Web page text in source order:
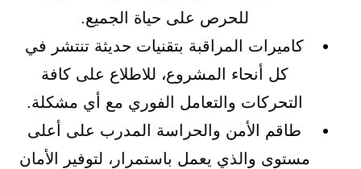
للحرص على حياة الجميع.
كاميرات المراقبة بتقنيات حديثة تنتشر في
كل أنحاء المشروع، للاطلاع على كافة
التحركات والتعامل الفوري مع أي مشكلة.
طاقم الأمن والحراسة المدرب على أعلى
مستوى والذي يعمل باستمرار، لتوفير الأمان